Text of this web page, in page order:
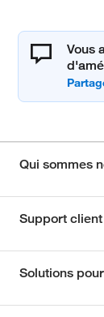
Vous
Qui sommes
Support client
Solutions